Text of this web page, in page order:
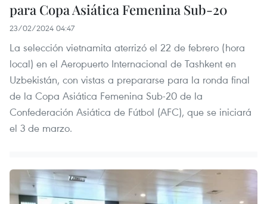
para Copa Asiática Femenina Sub-20
23/02/2024 04:47
La selección vietnamita aterrizó el 22 de febrero (hora
local) en el Aeropuerto Internacional de Tashkent en
Uzbekistán, con vistas a prepararse para la ronda final
de la Copa Asiática Femenina Sub-20 de la
Confederación Asiática de Fútbol (AFC), que se iniciará
el 3 de marzo.